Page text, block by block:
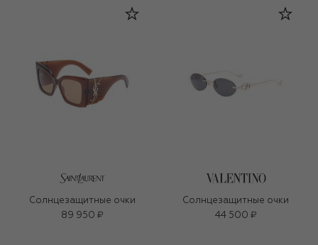
Солнцезащитные очки
89 950 ₽
Солнцезащитные очки
44 500 ₽